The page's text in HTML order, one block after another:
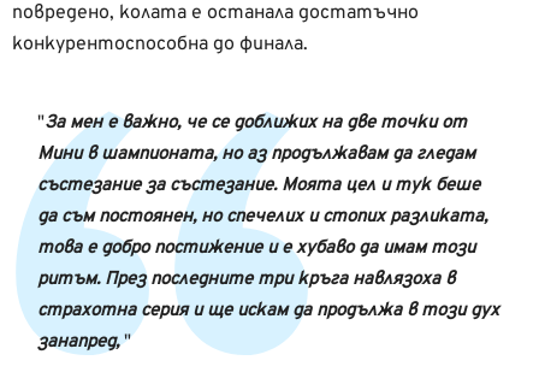
повредено, колата е останала достатъчно
конкурентоспособна до финала.
За мен е важно, че се доближих на две точки от
Мини в шампионата, но аз продължавам да гледам
състезание за състезание. Моята цел и тук беше
да съм постоянен, но спечелих и стопих разликата,
това е добро постижение и е хубаво да имам този
ритъм. През последните три кръга навлязоха в
страхотна серия и ще искам да продължа в този дух
занапред,